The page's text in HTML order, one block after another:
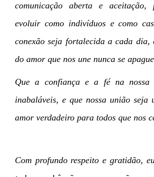
comunicação aberta e aceitação,
evoluir como indivíduos e como
conexão seja fortalecida a cada dia,
do amor que nos une nunca se
Que a confiança e a fé na nossa
inabaláveis, e que nossa união seja
amor verdadeiro para todos que nos
Com profundo respeito e gratidão,